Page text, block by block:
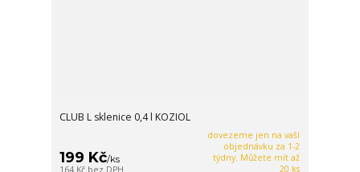
CLUB L sklenice 0,4 l KOZIOL
199 Kč/ks
164 Kč bez DPH
dovezeme jen na vaší
objednávku za 1-2
týdny. Můžete mít až
20 ks